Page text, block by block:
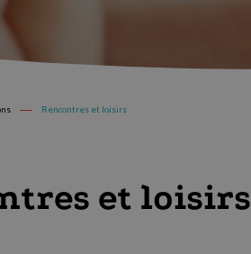
Rencontres et loisirs
et loisirs